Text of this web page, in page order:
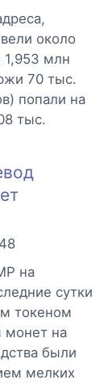
около
1,953 млн
70 тыс.
попали на
тыс.
на
сутки
токеном
монет на
были
мелких